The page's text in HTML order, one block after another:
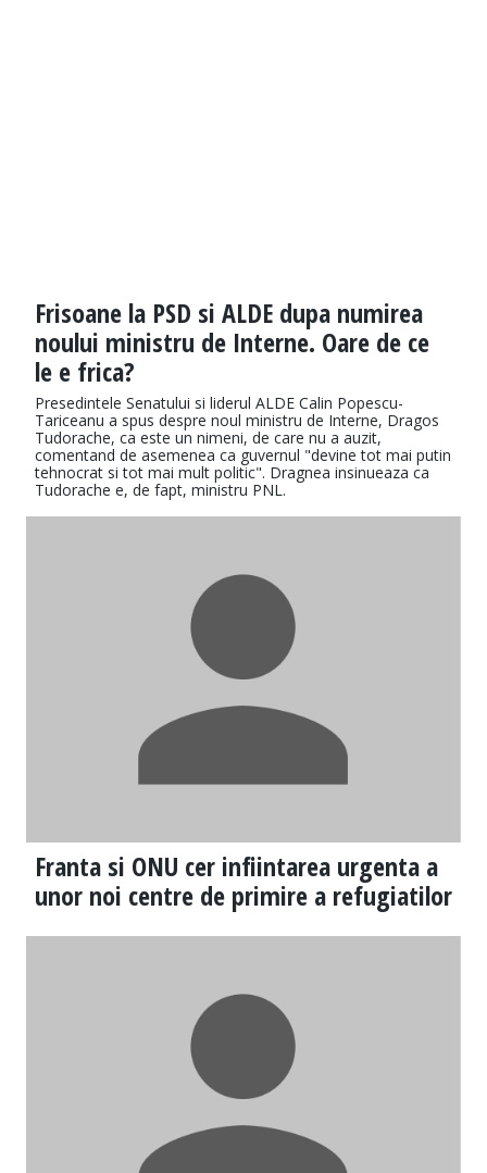
Frisoane la PSD si ALDE dupa numirea
noului ministru de Interne. Oare de ce
le e frica?
Presedintele Senatului si liderul ALDE Calin Popescu-
Tariceanu a spus despre noul ministru de Interne, Dragos
Tudorache, ca este un nimeni, de care nu a auzit,
comentand de asemenea ca guvernul "devine tot mai putin
tehnocrat si tot mai mult politic". Dragnea insinueaza ca
Tudorache e, de fapt, ministru PNL.
Franta si ONU cer infiintarea urgenta a
unor noi centre de primire a refugiatilor